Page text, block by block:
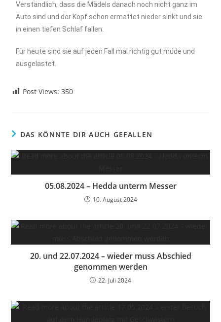
Verständlich, dass die Mädels danach noch nicht ganz im
Auto sind und der Kopf schon ermattet nieder sinkt und sie
in einen tiefen Schlaf fallen.
Für heute sind sie auf jeden Fall mal richtig gut müde und
ausgelastet.
Post Views: 350
DAS KÖNNTE DIR AUCH GEFALLEN
05.08.2024 – Hedda unterm Messer
10. August 2024
20. und 22.07.2024 – wieder muss Abschied
genommen werden
22. Juli 2024